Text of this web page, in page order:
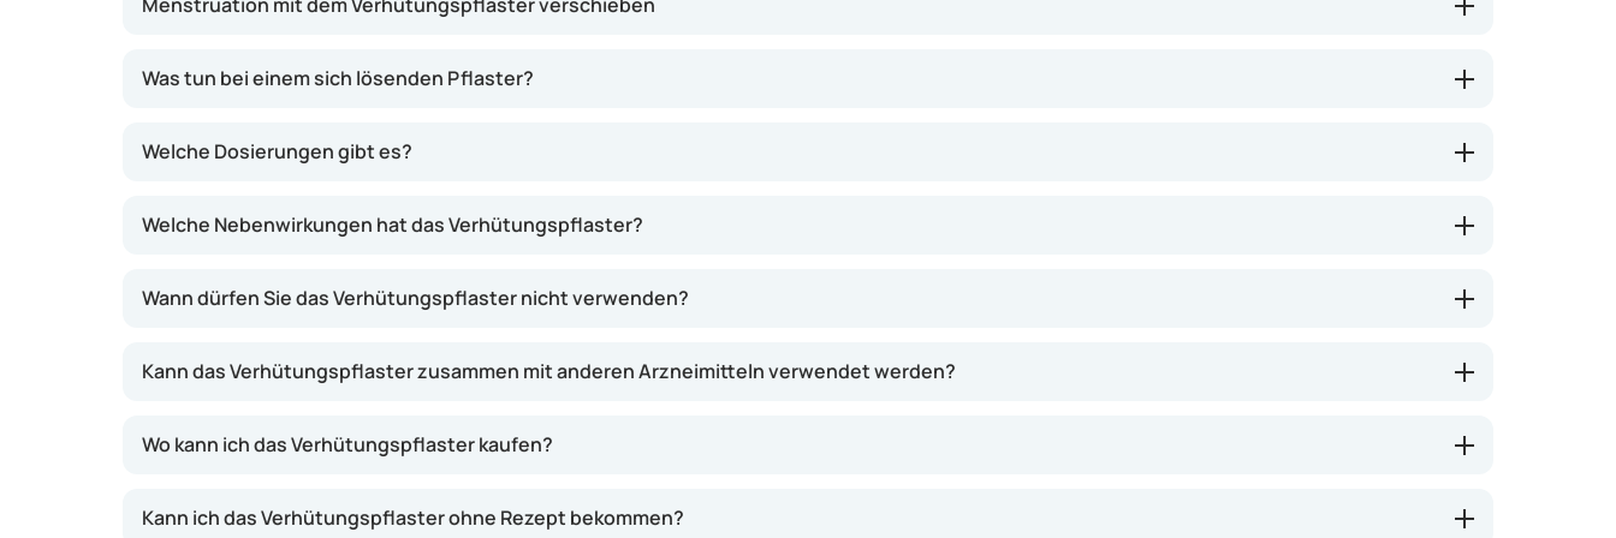
Was tun bei einem sich lösenden Pflaster?
Welche Dosierungen gibt es?
Welche Nebenwirkungen hat das Verhütungspflaster?
Wann dürfen Sie das Verhütungspflaster nicht verwenden?
Kann das Verhütungspflaster zusammen mit anderen Arzneimitteln verwendet werden?
Wo kann ich das Verhütungspflaster kaufen?
Kann ich das Verhütungspflaster ohne Rezept bekommen?